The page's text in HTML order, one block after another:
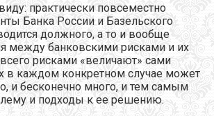
практически повсеместно
Банка России и Базельского
должного, а то и вообще
между банковскими рисками и их
рисками «величают» сами
в каждом конкретном случае может
и бесконечно много, и тем самым
и подходы к ее решению.